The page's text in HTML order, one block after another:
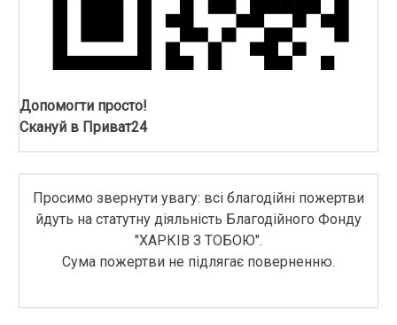
Допомогти просто!
Скануй в Приват24
Просимо звернути увагу: всі благодійні пожертви
йдуть на статутну діяльність Благодійного Фонду
"ХАРКІВ З ТОБОЮ".
Сума пожертви не підлягає поверненню.